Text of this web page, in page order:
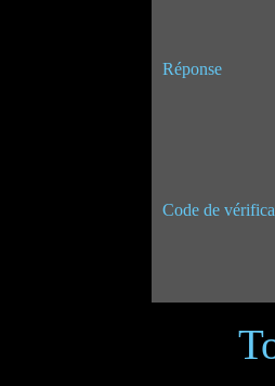
Réponse
Code de